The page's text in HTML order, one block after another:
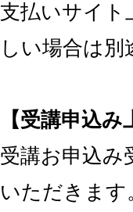
支払いサイト
しい場合は別
【受講申込み
受講お申込み
いただきます